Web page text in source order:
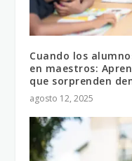
Cuando los
en maestros:
que sorprenden
agosto 12, 2025